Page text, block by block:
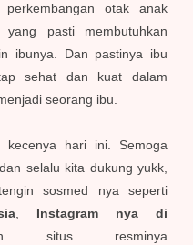
otak anak
pasti membutuhkan
ibunya. Dan pastinya ibu
sehat dan kuat dalam
seorang ibu.
kecenya hari ini. Semoga
selalu kita dukung yukk,
sosmed nya seperti
, Instagram nya di
resminya